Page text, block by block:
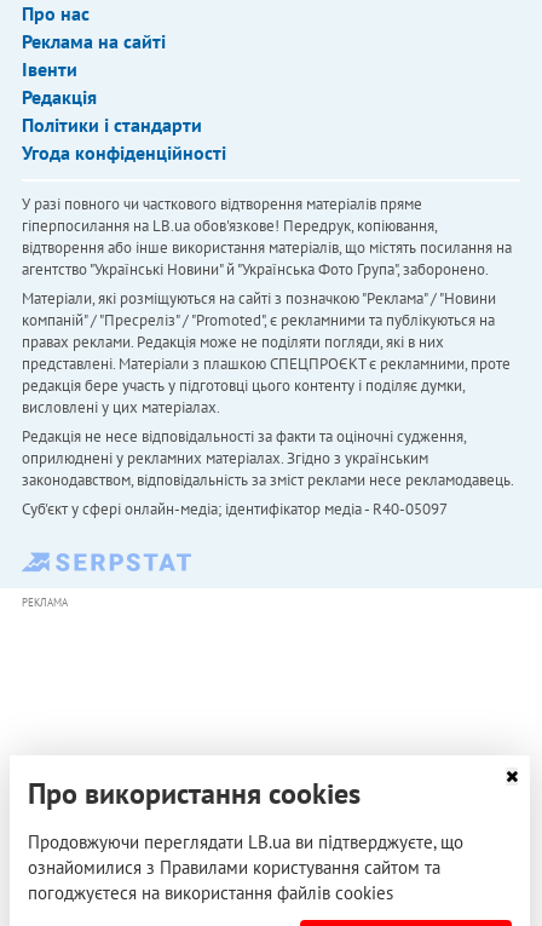
Про нас
Реклама на сайті
Івенти
Редакція
Політики і стандарти
Угода конфіденційності
У разі повного чи часткового відтворення матеріалів пряме
гіперпосилання на LB.ua обов'язкове! Передрук, копіювання,
відтворення або інше використання матеріалів, що містять посилання на
агентство "Українськi Новини" й "Українська Фото Група", заборонено.
Матеріали, які розміщуються на сайті з позначкою "Реклама" / "Новини
компаній" / "Пресреліз" / "Promoted", є рекламними та публікуються на
правах реклами. Редакція може не поділяти погляди, які в них
представлені. Матеріали з плашкою СПЕЦПРОЄКТ є рекламними, проте
редакція бере участь у підготовці цього контенту і поділяє думки,
висловлені у цих матеріалах.
Редакція не несе відповідальності за факти та оціночні судження,
оприлюднені у рекламних матеріалах. Згідно з українським
законодавством, відповідальність за зміст реклами несе рекламодавець.
Cуб'єкт у сфері онлайн-медіа; ідентифікатор медіа - R40-05097
РЕКЛАМА
Про використання cookies
Продовжуючи переглядати LB.ua ви підтверджуєте, що
ознайомилися з Правилами користування сайтом та
погоджуєтеся на використання файлів cookies